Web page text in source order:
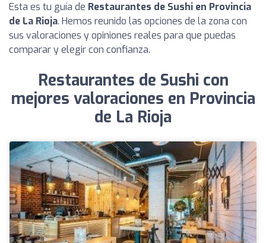
Esta es tu guía de Restaurantes de Sushi en Provincia
de La Rioja. Hemos reunido las opciones de la zona con
sus valoraciones y opiniones reales para que puedas
comparar y elegir con confianza.
Restaurantes de Sushi con
mejores valoraciones en Provincia
de La Rioja